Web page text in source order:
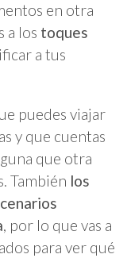
en otra
a los toques
a tus
puedes viajar
y que cuentas
que otra
También los
, por lo que vas a
para ver qué